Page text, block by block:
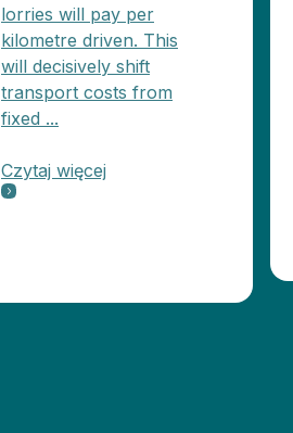
lorries will pay per
kilometre driven. This
will decisively shift
transport costs from
fixed ...
Czytaj więcej